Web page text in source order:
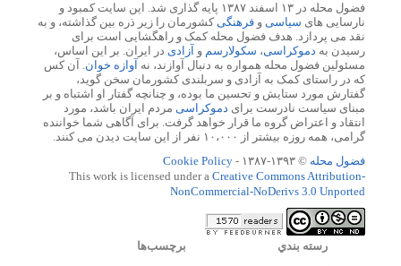
فضول محله در ۱۳ اسفند ۱۳۸۷ پایه گذاری شد. این سایت کمبود و
نارسایی های سیاسی و فرهنگیکشورمان را زیر ذره بین گذاشته، و به
نقد می پردازد. هدف فضول محله کمک و راهگشایی است برای
رسیدن به دموکراسی، سکولارسم و آزادی در ایران. بر این اساس،
مسئولین فضول محله همواره به دنبال آوازند، نه آوازه خوان. آن کس
که در راستای کمک به آزادی و سربلندی کشورمان سخن گوید،
گفتارش مورد ستایش و تحسین ما بوده، و چنانچه گفتار او اشتباه و بر
مبنای سیاست نادرست برای دموکراسی مردم ایران باشد، مورد
انتقاد و اعتراض گروه ما قرار خواهد گرفت. برای آگاهی شما خواننده
گرامی، همه روزه بیشتر از ۱۰،۰۰۰ نفر از این سایت دیدن می کنند.
فضول محله © ۱۳۹۳-۱۳۸۷ -
Cookie Policy
This work is licensed under a Creative Commons Attribution-
NonCommercial-NoDerivs 3.0 Unported
رسته بندي برچسب‌ها